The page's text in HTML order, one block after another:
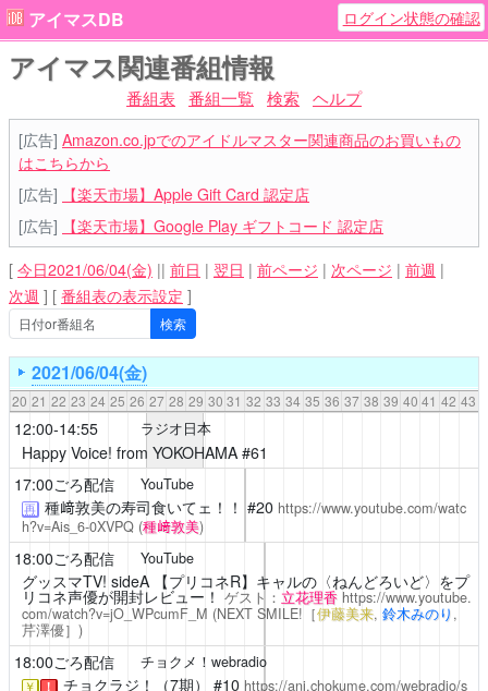
アイマスDB ログイン状態の確認
アイマス関連番組情報
番組表 番組一覧 検索 ヘルプ
[広告] Amazon.co.jpでのアイドルマスター関連商品のお買いもの
はこちらから
[広告]
【楽天市場】Apple Gift Card 認定店
[広告]
【楽天市場】Google Play ギフトコード 認定店
[ 今日2021/06/04(金) || 前日 | 翌日 | 前ページ | 次ページ | 前週 |
次週 ] [ 番組表の表示設定 ]
2021/06/04(金)
20 21 22 23 24 25 26 27 28 29 30 31 32 33 34 35 36 37 38 39 40 41 42 43
12:00-14:55 ラジオ日本
Happy Voice! from YOKOHAMA#61
17:00ごろ配信
YouTube
再 種﨑敦美の寿司食いてェ！！ #20 https://www.youtube.com/watc
h?v=Ais_6-0XVPQ (種﨑敦美)
18:00ごろ配信 YouTube
グッスマTV! sideA【プリコネR】キャルの〈ねんどろいど〉をプ
リコネ声優が開封レビュー！ゲスト： 立花理香 https://www.youtube.
com/watch?v=jO_WPcumF_M (NEXT SMILE!［伊藤美来, 鈴木みのり ,
芹澤優］)
18:00ごろ配信 チョクメ！webradio
￥ ！ チョクラジ！（7期） #10 https://ani.chokume.com/webradio/s